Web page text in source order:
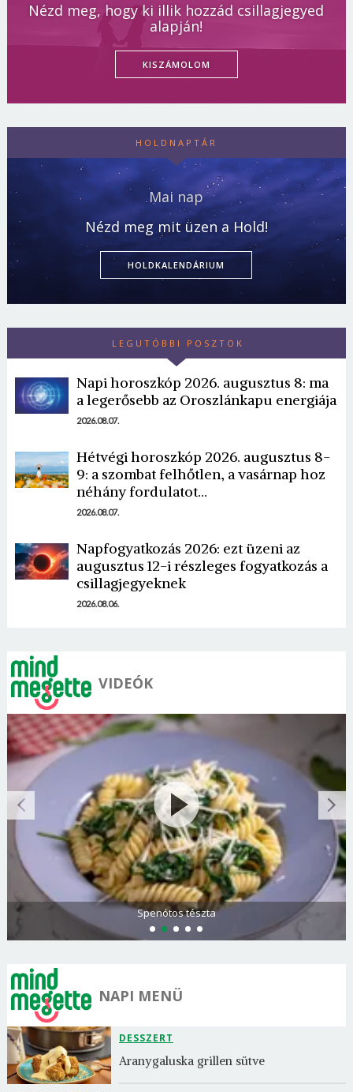
Nézd meg, hogy ki illik hozzád csillagjegyed
alapján!
KISZÁMOLOM
HOLDNAPTÁR
Mai nap
Nézd meg mit üzen a Hold!
HOLDKALENDÁRIUM
LEGUTÓBBI POSZTOK
Napi horoszkóp 2026. augusztus 8: ma
a legerősebb az Oroszlánkapu energiája
2026.08.07.
Hétvégi horoszkóp 2026. augusztus 8-
9: a szombat felhőtlen, a vasárnap hoz
néhány fordulatot…
2026.08.07.
Napfogyatkozás 2026: ezt üzeni az
augusztus 12-i részleges fogyatkozás a
csillagjegyeknek
2026.08.06.
VIDEÓK
Olasz és görög paradicsomsaláta
NAPI MENÜ
DESSZERT
Aranygaluska grillen sütve